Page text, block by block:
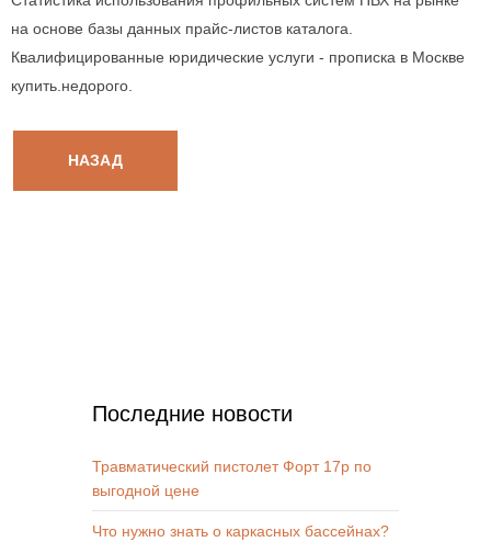
на основе базы данных прайс-листов каталога.
Квалифицированные юридические услуги - прописка в Москве
купить.недорого.
НАЗАД
Последние новости
Травматический пистолет Форт 17р по
выгодной цене
Что нужно знать о каркасных бассейнах?